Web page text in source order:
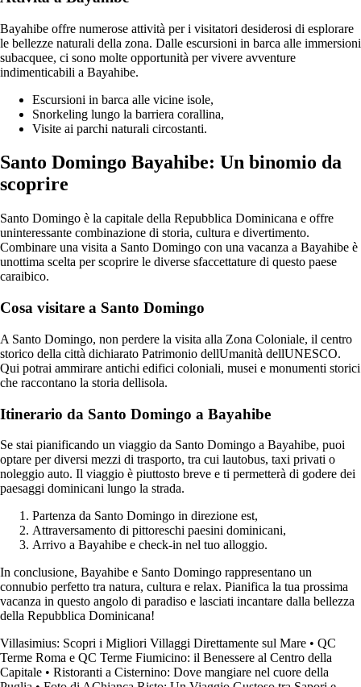
Bayahibe offre numerose attività per i visitatori desiderosi di esplorare
le bellezze naturali della zona. Dalle escursioni in barca alle immersioni
subacquee, ci sono molte opportunità per vivere avventure
indimenticabili a Bayahibe.
Escursioni in barca alle vicine isole,
Snorkeling lungo la barriera corallina,
Visite ai parchi naturali circostanti.
Santo Domingo Bayahibe: Un binomio da
scoprire
Santo Domingo è la capitale della Repubblica Dominicana e offre
uninteressante combinazione di storia, cultura e divertimento.
Combinare una visita a Santo Domingo con una vacanza a Bayahibe è
unottima scelta per scoprire le diverse sfaccettature di questo paese
caraibico.
Cosa visitare a Santo Domingo
A Santo Domingo, non perdere la visita alla Zona Coloniale, il centro
storico della città dichiarato Patrimonio dellUmanità dellUNESCO.
Qui potrai ammirare antichi edifici coloniali, musei e monumenti storici
che raccontano la storia dellisola.
Itinerario da Santo Domingo a Bayahibe
Se stai pianificando un viaggio da Santo Domingo a Bayahibe, puoi
optare per diversi mezzi di trasporto, tra cui lautobus, taxi privati o
noleggio auto. Il viaggio è piuttosto breve e ti permetterà di godere dei
paesaggi dominicani lungo la strada.
Partenza da Santo Domingo in direzione est,
Attraversamento di pittoreschi paesini dominicani,
Arrivo a Bayahibe e check-in nel tuo alloggio.
In conclusione, Bayahibe e Santo Domingo rappresentano un
connubio perfetto tra natura, cultura e relax. Pianifica la tua prossima
vacanza in questo angolo di paradiso e lasciati incantare dalla bellezza
della Repubblica Dominicana!
Villasimius: Scopri i Migliori Villaggi Direttamente sul Mare • QC
Terme Roma e QC Terme Fiumicino: il Benessere al Centro della
Capitale • Ristoranti a Cisternino: Dove mangiare nel cuore della